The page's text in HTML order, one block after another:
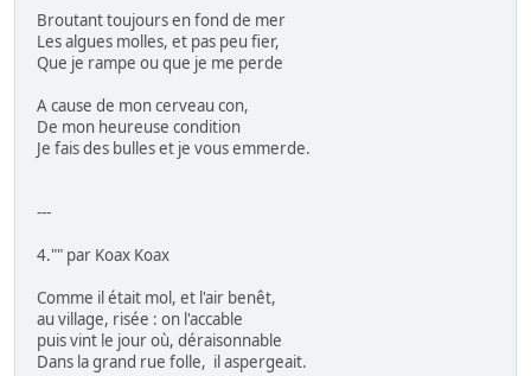
Broutant toujours en fond de mer
Les algues molles, et pas peu fier,
Que je rampe ou que je me perde
A cause de mon cerveau con,
De mon heureuse condition
Je fais des bulles et je vous emmerde.
---
4."" par Koax Koax
Comme il était mol, et l'air benêt,
au village, risée : on l'accable
puis vint le jour où, déraisonnable
Dans la grand rue folle, il aspergeait.